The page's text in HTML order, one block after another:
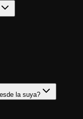
la suya?